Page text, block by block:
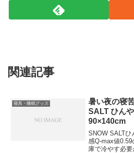
関連記事
寝具・睡眠グッズ
暑い夜の寝
SALT ひん
90×140cm
SNOW SALTひ
感Q-max値
庫で冷やす必要